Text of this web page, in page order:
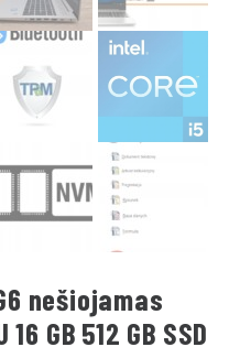
nešiojamas
GB 512 GB SSD